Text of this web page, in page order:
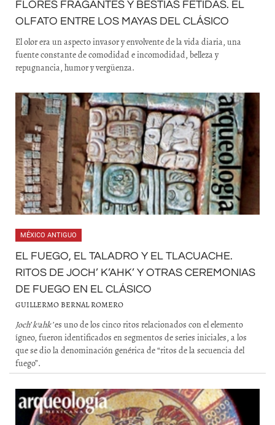
FLORES FRAGANTES Y BESTIAS FÉTIDAS. EL
OLFATO ENTRE LOS MAYAS DEL CLÁSICO
El olor era un aspecto invasor y envolvente de la vida diaria, una
fuente constante de comodidad e incomodidad, belleza y
repugnancia, humor y vergüenza.
MÉXICO ANTIGUO
EL FUEGO, EL TALADRO Y EL TLACUACHE.
RITOS DE JOCH’ K’AHK’ Y OTRAS CEREMONIAS
DE FUEGO EN EL CLÁSICO
GUILLERMO BERNAL ROMERO
Joch’ k’ahk’es uno de los cinco ritos relacionados con el elemento
ígneo, fueron identificados en segmentos de series iniciales, a los
que se dio la denominación genérica de “ritos de la secuencia del
fuego”.